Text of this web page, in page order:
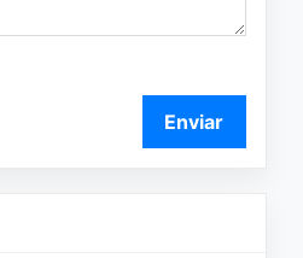
Enviar